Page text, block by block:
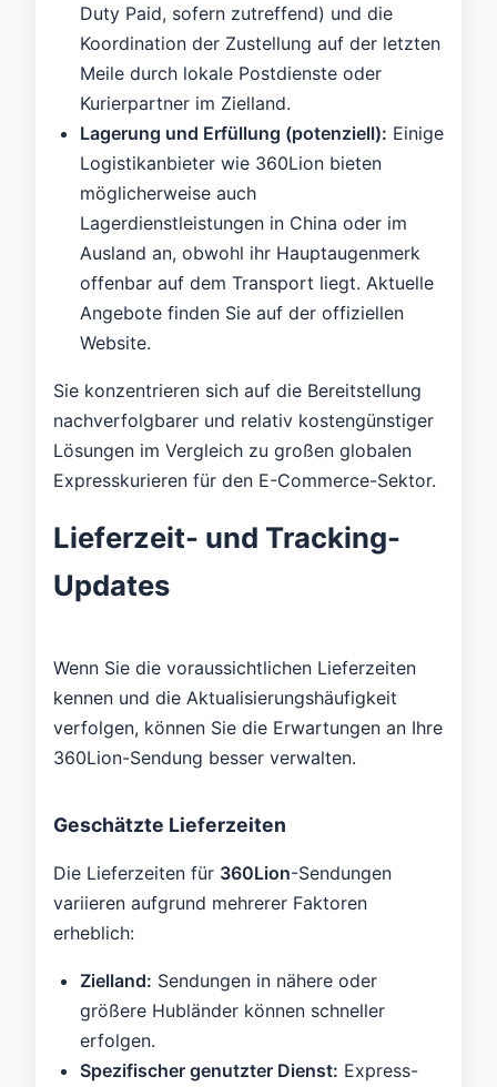
Duty Paid, sofern zutreffend) und die
Koordination der Zustellung auf der letzten
Meile durch lokale Postdienste oder
Kurierpartner im Zielland.
Lagerung und Erfüllung (potenziell): Einige
Logistikanbieter wie 360Lion bieten
möglicherweise auch
Lagerdienstleistungen in China oder im
Ausland an, obwohl ihr Hauptaugenmerk
offenbar auf dem Transport liegt. Aktuelle
Angebote finden Sie auf der offiziellen
Website.
Sie konzentrieren sich auf die Bereitstellung
nachverfolgbarer und relativ kostengünstiger
Lösungen im Vergleich zu großen globalen
Expresskurieren für den E-Commerce-Sektor.
Lieferzeit- und Tracking-
Updates
Wenn Sie die voraussichtlichen Lieferzeiten
kennen und die Aktualisierungshäufigkeit
verfolgen, können Sie die Erwartungen an Ihre
360Lion-Sendung besser verwalten.
Geschätzte Lieferzeiten
Die Lieferzeiten für 360Lion-Sendungen
variieren aufgrund mehrerer Faktoren
erheblich:
Zielland: Sendungen in nähere oder
größere Hubländer können schneller
erfolgen.
Spezifischer genutzter Dienst: Express-